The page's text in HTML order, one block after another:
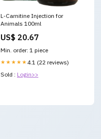
L-Carnitine Injection for
Animals 100ml
US$ 20.67
Min. order: 1 piece
★★★★★ 4.1 (22 reviews)
Sold : Login>>